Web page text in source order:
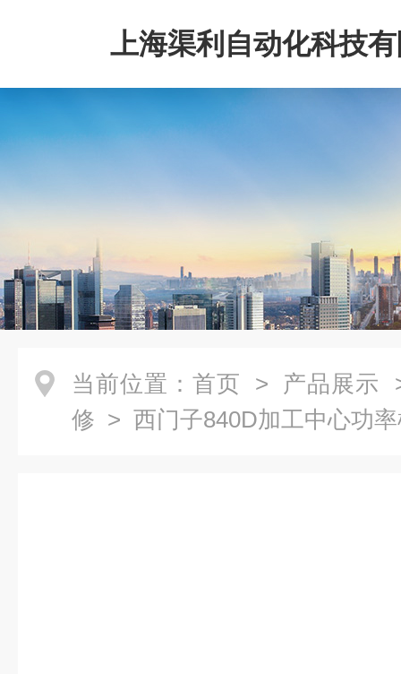
上海渠利自动化科技
当前位置： 首页 > 产品展示
修 > 西门子840D加工中心功